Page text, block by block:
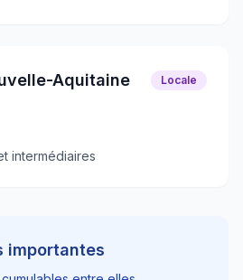
Aquitaine Locale
intermédiaires
importantes